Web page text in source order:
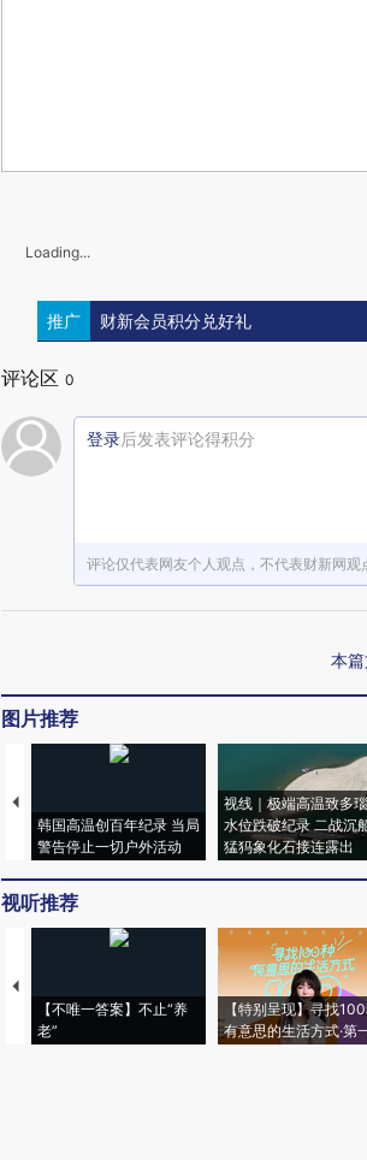
Loading...
推广 财新会员积分兑好礼
评论区 0
登录后发表评论得积分
评论仅代表网友个人观点，不代表财新网观
本
图片推荐
韩国高温创百年纪录 当局
警告停止一切户外活动
视线｜极端高温致多
水位跌破纪录 二战沉
猛犸象化石接连露出
视听推荐
【不唯一答案】不止“养
老”
【特别呈现】寻找
有意思的生活方式·第